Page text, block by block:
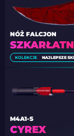
NÓŻ FALCJON
KOLEKCJE NAJLEPSZE
CYREX
M4A1-S